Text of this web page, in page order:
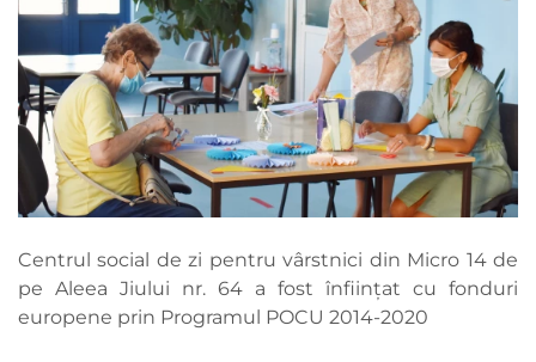
Centrul social de zi pentru vârstnici din Micro 14 de
pe Aleea Jiului nr. 64 a fost înființat cu fonduri
europene prin Programul POCU 2014-2020